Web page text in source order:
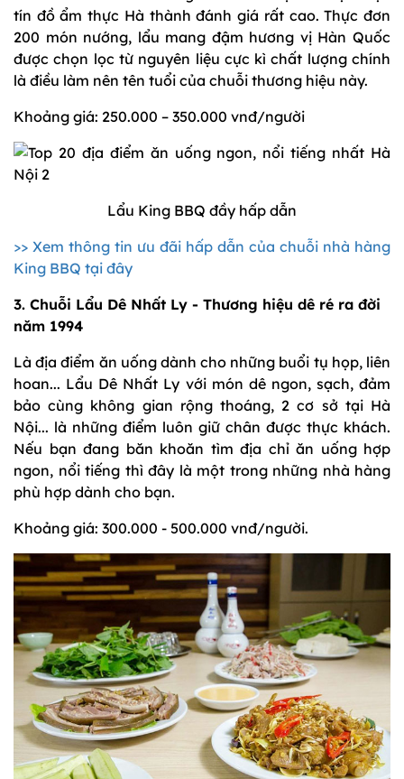
tín đồ ẩm thực Hà thành đánh giá rất cao. Thực đơn
200 món nướng, lẩu mang đậm hương vị Hàn Quốc
được chọn lọc từ nguyên liệu cực kì chất lượng chính
là điều làm nên tên tuổi của chuỗi thương hiệu này.
Khoảng giá: 250.000 – 350.000 vnđ/người
Lẩu King BBQ đầy hấp dẫn
>> Xem thông tin ưu đãi hấp dẫn của chuỗi nhà hàng
King BBQ tại đây
3. Chuỗi Lẩu Dê Nhất Ly - Thương hiệu dê ré ra đời
năm 1994
Là địa điểm ăn uống dành cho những buổi tụ họp, liên
hoan... Lẩu Dê Nhất Ly với món dê ngon, sạch, đảm
bảo cùng không gian rộng thoáng, 2 cơ sở tại Hà
Nội... là những điểm luôn giữ chân được thực khách.
Nếu bạn đang băn khoăn tìm địa chỉ ăn uống hợp
ngon, nổi tiếng thì đây là một trong những nhà hàng
phù hợp dành cho bạn.
Khoảng giá: 300.000 - 500.000 vnđ/người.